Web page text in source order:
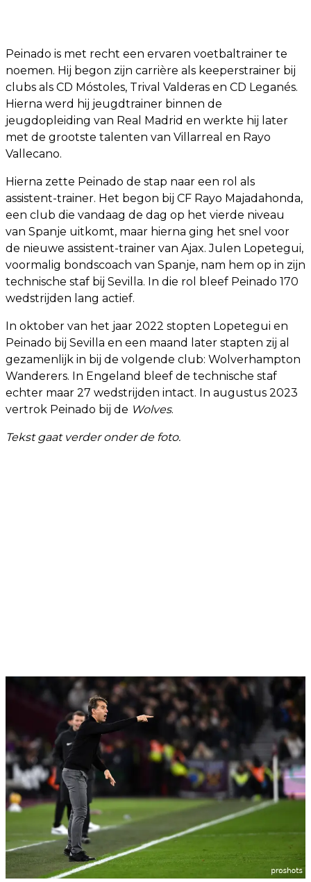
Peinado is met recht een ervaren voetbaltrainer te
noemen. Hij begon zijn carrière als keeperstrainer bij
clubs als CD Móstoles, Trival Valderas en CD Leganés.
Hierna werd hij jeugdtrainer binnen de
jeugdopleiding van Real Madrid en werkte hij later
met de grootste talenten van Villarreal en Rayo
Vallecano.
Hierna zette Peinado de stap naar een rol als
assistent-trainer. Het begon bij CF Rayo Majadahonda,
een club die vandaag de dag op het vierde niveau
van Spanje uitkomt, maar hierna ging het snel voor
de nieuwe assistent-trainer van Ajax. Julen Lopetegui,
voormalig bondscoach van Spanje, nam hem op in zijn
technische staf bij Sevilla. In die rol bleef Peinado 170
wedstrijden lang actief.
In oktober van het jaar 2022 stopten Lopetegui en
Peinado bij Sevilla en een maand later stapten zij al
gezamenlijk in bij de volgende club: Wolverhampton
Wanderers. In Engeland bleef de technische staf
echter maar 27 wedstrijden intact. In augustus 2023
vertrok Peinado bij de Wolves.
Tekst gaat verder onder de foto.